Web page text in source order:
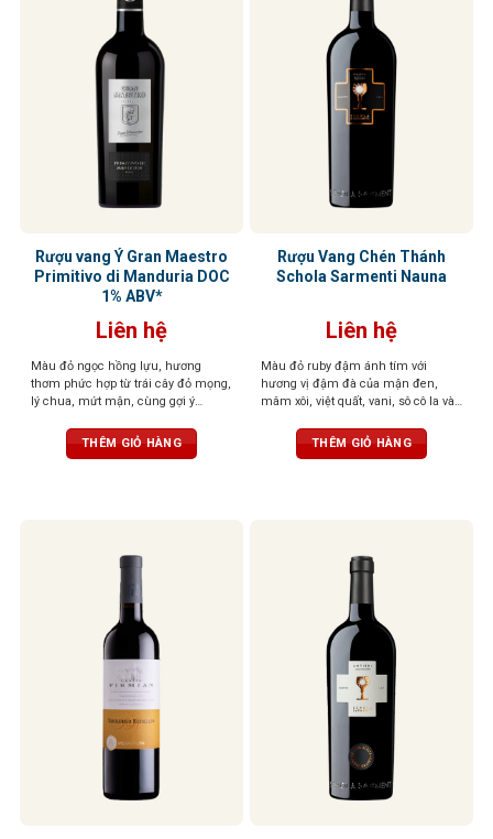
Rượu vang Ý Gran Maestro
Primitivo di Manduria DOC
1% ABV*
Liên hệ
Màu đỏ ngọc hồng lựu, hương
thơm phức hợp từ trái cây đỏ mọng,
lý chua, mứt mận, cùng gợi ý
tròn trịa, tannin mềm mại, ngọt
THÊM GIỎ HÀNG
Rượu Vang Chén Thánh
Schola Sarmenti Nauna
Liên hệ
Màu đỏ ruby đậm ánh tím với
hương vị đậm đà của mận đen,
mâm xôi, việt quất, vani, sô cô la và
với vị chát mềm mại và dư vị trái
cây khô kéo dài
THÊM GIỎ HÀNG